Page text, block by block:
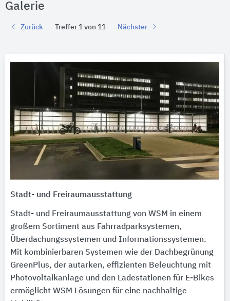
Galerie
Zurück Treffer 1 von 11 Nächster
Stadt- und Freiraumausstattung
Stadt- und Freiraumausstattung von WSM in einem
großem Sortiment aus Fahrradparksystemen,
Überdachungssystemen und Informationssystemen.
Mit kombinierbaren Systemen wie der Dachbegrünung
GreenPlus, der autarken, effizienten Beleuchtung mit
Photovoltaikanlage und den Ladestationen für E-Bikes
ermöglicht WSM Lösungen für eine nachhaltige